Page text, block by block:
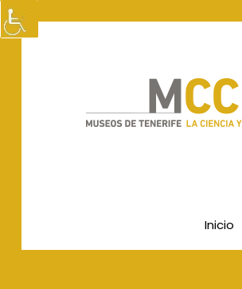
Inicio